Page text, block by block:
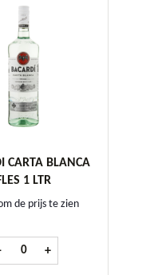
CARTA BLANCA
1 LTR
de prijs te zien
Bacardi Carta Blanca fles 1 ltr
+